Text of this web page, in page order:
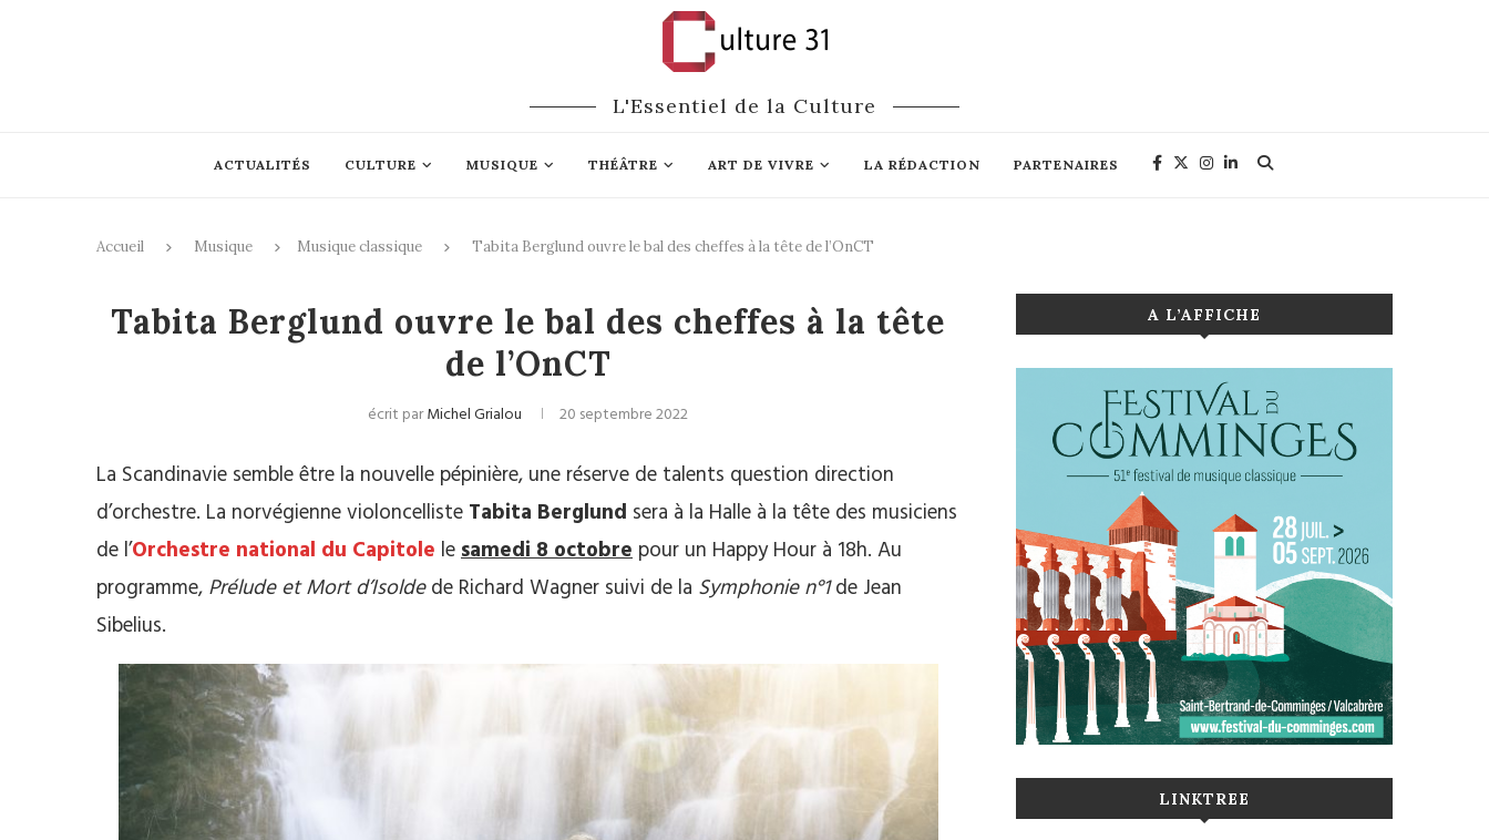
L'Essentiel de la Culture
ACTUALITÉS CULTURE MUSIQUE THÉÂTRE ART DE VIVRE LA RÉDACTION PARTENAIRES
Accueil Musique Musique classique Tabita Berglund ouvre le bal des cheffes à la tête de l’OnCT
Tabita Berglund ouvre le bal des cheffes à la tête
de l’OnCT
écrit parMichel Grialou 20 septembre 2022
La Scandinavie semble être la nouvelle pépinière, une réserve de talents question direction
d’orchestre. La norvégienne violoncelliste Tabita Berglund sera à la Halle à la tête des musiciens
de l’Orchestre national du Capitole lesamedi 8 octobre pour un Happy Hour à 18h. Au
programme, Prélude et Mort d’Isoldede Richard Wagner suivi de la Symphonie n°1de Jean
Sibelius.
A L’AFFICHE
LINKTREE